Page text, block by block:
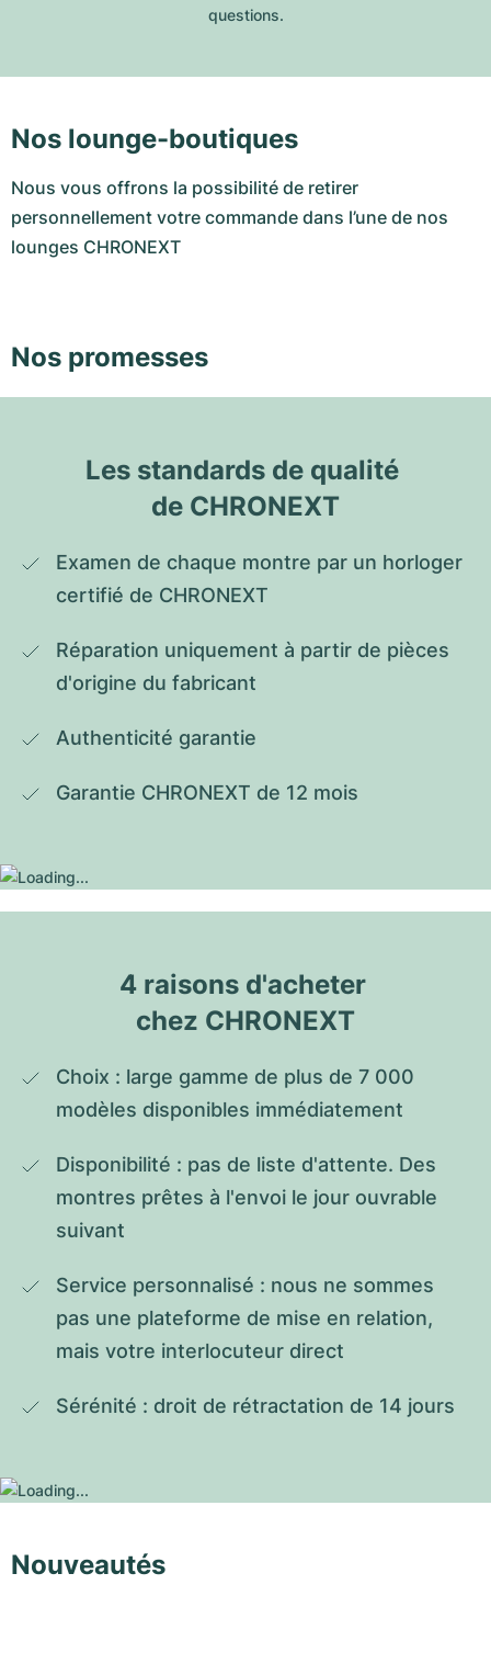
questions.
Nos lounge-boutiques
Nous vous offrons la possibilité de retirer
personnellement votre commande dans l’une de nos
lounges CHRONEXT
Nos promesses
Les standards de qualité
de CHRONEXT
Examen de chaque montre par un horloger
certifié de CHRONEXT
Réparation uniquement à partir de pièces
d'origine du fabricant
Authenticité garantie
Garantie CHRONEXT de 12 mois
4 raisons d'acheter
chez CHRONEXT
Choix : large gamme de plus de 7 000
modèles disponibles immédiatement
Disponibilité : pas de liste d'attente. Des
montres prêtes à l'envoi le jour ouvrable
suivant
Service personnalisé : nous ne sommes
pas une plateforme de mise en relation,
mais votre interlocuteur direct
Sérénité : droit de rétractation de 14 jours
Nouveautés